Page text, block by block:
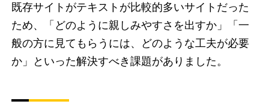
既存サイトがテキストが比較的多いサイトだった
ため、「どのように親しみやすさを出すか」「一
般の方に見てもらうには、どのような工夫が必要
か」といった解決すべき課題がありました。